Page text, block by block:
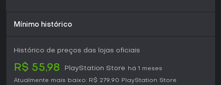
e aventura em mundo aberto com tom leve e temática
descoberta livre sem depender excessivamente de listas de
elogios à mecânica acessível e ao tom humorístico, embora
Ubisoft.
Mínimo histórico
Histórico de preços das lojas oficiais
R$ 55,98 PlayStation Store
há 1 meses
Atualmente mais baixo: R$ 279,90 PlayStation Store